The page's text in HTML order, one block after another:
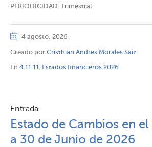
PERIODICIDAD: Trimestral
4 agosto, 2026
Creado por Cristhian Andres Morales Saiz
En 4.11.11. Estados financieros 2026
Entrada
Estado de Cambios en
a 30 de Junio de 2026